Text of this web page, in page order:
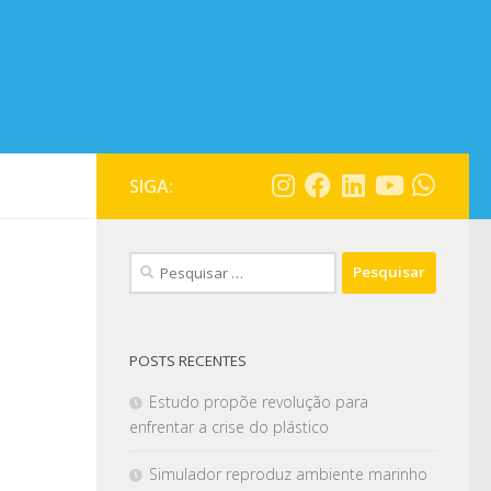
SIGA:
POSTS RECENTES
Estudo propõe revolução para
enfrentar a crise do plástico
Simulador reproduz ambiente marinho